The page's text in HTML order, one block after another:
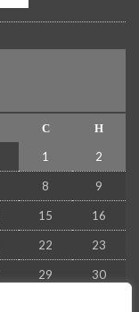
С
Н
1
2
8 9
15 16
22 23
29 30